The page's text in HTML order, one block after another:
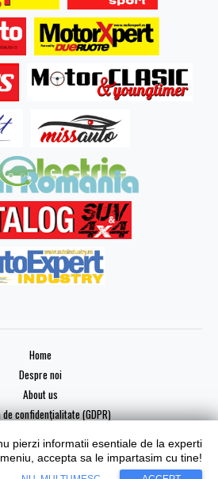
Home
Despre noi
About us
confidențialitate (GDPR)
pierzi informatii esentiale de la experti
accepta sa le impartasim cu tine!